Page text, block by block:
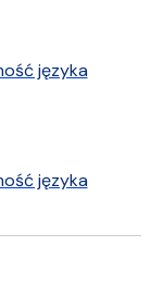
języka
języka